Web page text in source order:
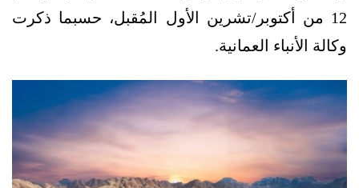
12 من أكتوبر/تشرين الأول المُقبل، حسبما ذكرت
وكالة الأنباء العمانية.